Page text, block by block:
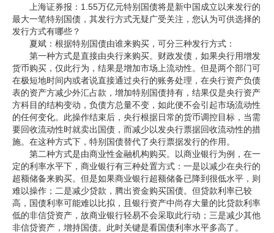
行情报价
数字报
上海证券报：1.55万亿元特别国债将是新中国成立以来发行的
最大一笔特别国债，其发行方式无疑广受关注，您认为可供选择的
发行方式有哪些？
夏斌：根据特别国债由谁来购买，可分三种发行方式：
第一种方式是直接由央行来购买。财政发债，如果央行用增发
货币购买，仅此行为，结果是增加市场上流动性。但是两个部门可
在极短地时间内或者说直接通过央行的账务处理，在央行资产负债
表的资产方减少外汇占款，增加特别国债持有，结果仅是央行资产
方科目的结构变动，负债方总量不变，如此便不会引起市场流动性
的任何变化。此操作结束后，央行根据日常的货币调控目标，当需
要回收流动性时就卖出国债，而减少以发央行票据回收流动性的措
施。在这种方式下，特别国债替代了央行票据发行的作用。
第二种方式是由商业性金融机构购买。以商业银行为例，在一
定的利率水平下，商业银行有三种处置方式：一是以减少在央行的
超额储备来购买。但是如果商业银行超额储备已降到很低水平，则
难以操作；二是减少贷款，腾出资金购买国债。但贷款利率已较
高，国债利率可能难以比拟，且银行资产中尚存大量的比贷款利率
低的非信贷资产，故商业银行轻易不会采取此行动；三是减少其他
非信贷资产，增持国债。此时关键是看国债利率水平多高了。